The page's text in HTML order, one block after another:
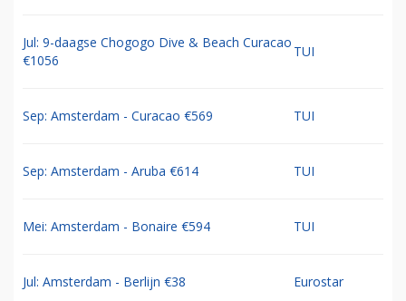
Jul: 9-daagse Chogogo Dive & Beach Curacao
€1056
TUI
Sep: Amsterdam - Curacao €569 TUI
Sep: Amsterdam - Aruba €614 TUI
Mei: Amsterdam - Bonaire €594 TUI
Jul: Amsterdam - Berlijn €38 Eurostar